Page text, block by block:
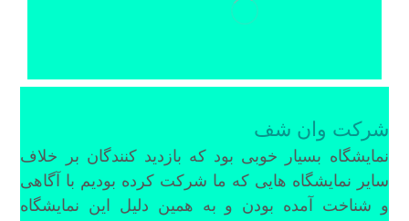
شرکت وان شف
نمایشگاه بسیار خوبی بود که بازدید کنندگان بر خلاف
سایر نمایشگاه هایی که ما شرکت کرده بودیم با آگاهی
و شناخت آمده بودن و به همین دلیل این نمایشگاه